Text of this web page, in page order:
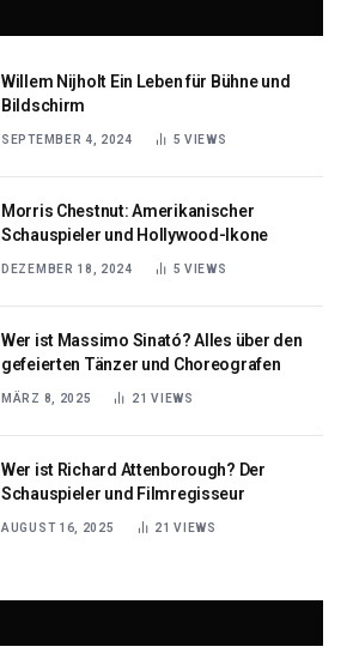
Willem Nijholt Ein Leben für Bühne und
Bildschirm
SEPTEMBER 4, 2024 5VIEWS
Morris Chestnut: Amerikanischer
Schauspieler und Hollywood-Ikone
DEZEMBER 18, 2024 5VIEWS
Wer ist Massimo Sinató? Alles über den
gefeierten Tänzer und Choreografen
MÄRZ 8, 2025 21VIEWS
Wer ist Richard Attenborough? Der
Schauspieler und Filmregisseur
AUGUST 16, 2025 21VIEWS